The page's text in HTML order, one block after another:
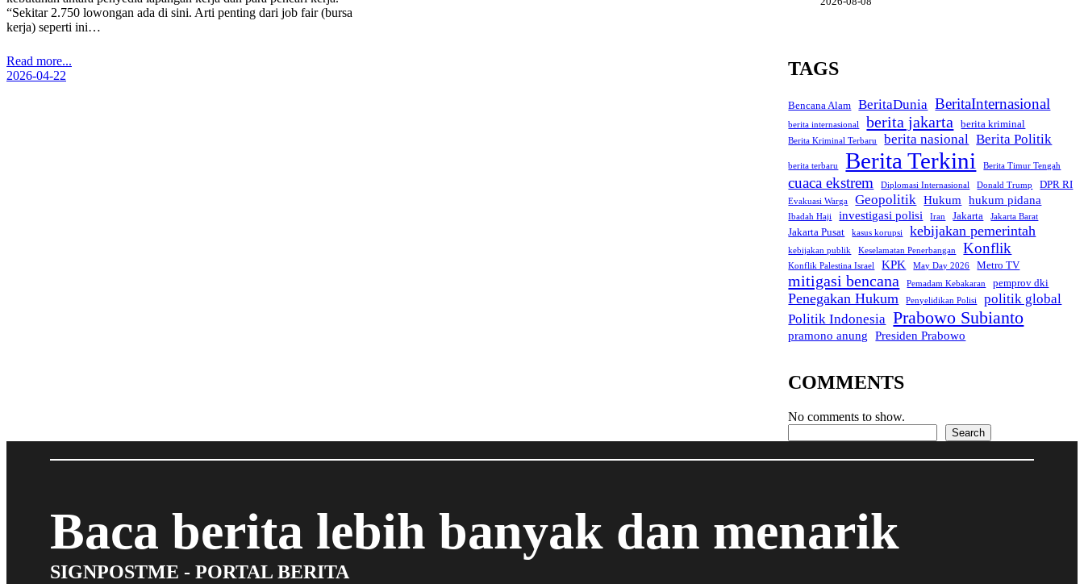
“Sekitar 2.750 lowongan ada di sini. Arti penting dari job fair (bursa
kerja) seperti ini…
Read more...
2026-04-22
TAGS
Bencana Alam BeritaDunia BeritaInternasional
berita internasional berita jakarta berita kriminal
Berita Kriminal Terbaru berita nasional Berita Politik
berita terbaru Berita Terkini Berita Timur Tengah
cuaca ekstrem Diplomasi Internasional Donald Trump DPR RI
Evakuasi Warga Geopolitik Hukum hukum pidana
Ibadah Haji investigasi polisi Iran Jakarta Jakarta Barat
Jakarta Pusat kasus korupsi kebijakan pemerintah
kebijakan publik Keselamatan Penerbangan Konflik
Konflik Palestina Israel KPK May Day 2026 Metro TV
mitigasi bencana Pemadam Kebakaran pemprov dki
Penegakan Hukum Penyelidikan Polisi
politik global
Politik Indonesia Prabowo Subianto
pramono anung Presiden Prabowo
COMMENTS
No comments to show.
Search
Baca berita lebih banyak dan menarik
SIGNPOSTME - PORTAL BERITA